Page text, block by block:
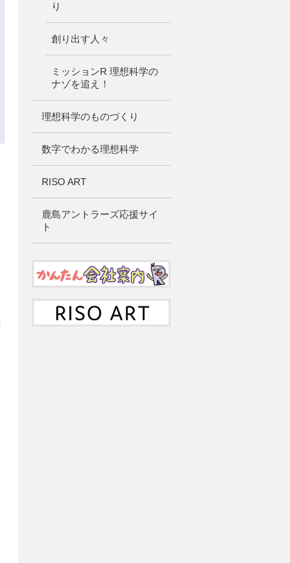
り
創り出す人々
ミッションR 理想科学の
ナゾを追え！
理想科学のものづくり
数字でわかる理想科学
RISO ART
鹿島アントラーズ応援サイ
ト